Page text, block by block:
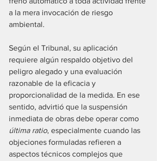
a la mera invocación de riesgo
ambiental.
Según el Tribunal, su aplicación
requiere algún respaldo objetivo del
peligro alegado y una evaluación
razonable de la eficacia y
proporcionalidad de la medida. En ese
sentido, advirtió que la suspensión
inmediata de obras debe operar como
última ratio, especialmente cuando las
objeciones formuladas refieren a
aspectos técnicos complejos que